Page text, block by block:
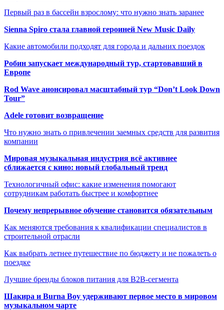
Первый раз в бассейн взрослому: что нужно знать заранее
Sienna Spiro стала главной героиней New Music Daily
Какие автомобили подходят для города и дальних поездок
Робин запускает международный тур, стартовавший в
Европе
Rod Wave анонсировал масштабный тур “Don’t Look Down
Tour”
Adele готовит возвращение
Что нужно знать о привлечении заемных средств для развития
компании
Мировая музыкальная индустрия всё активнее
сближается с кино: новый глобальный тренд
Технологичный офис: какие изменения помогают
сотрудникам работать быстрее и комфортнее
Почему непрерывное обучение становится обязательным
Как меняются требования к квалификации специалистов в
строительной отрасли
Как выбрать летнее путешествие по бюджету и не пожалеть о
поездке
Лучшие бренды блоков питания для B2B-сегмента
Шакира и Burna Boy удерживают первое место в мировом
музыкальном чарте